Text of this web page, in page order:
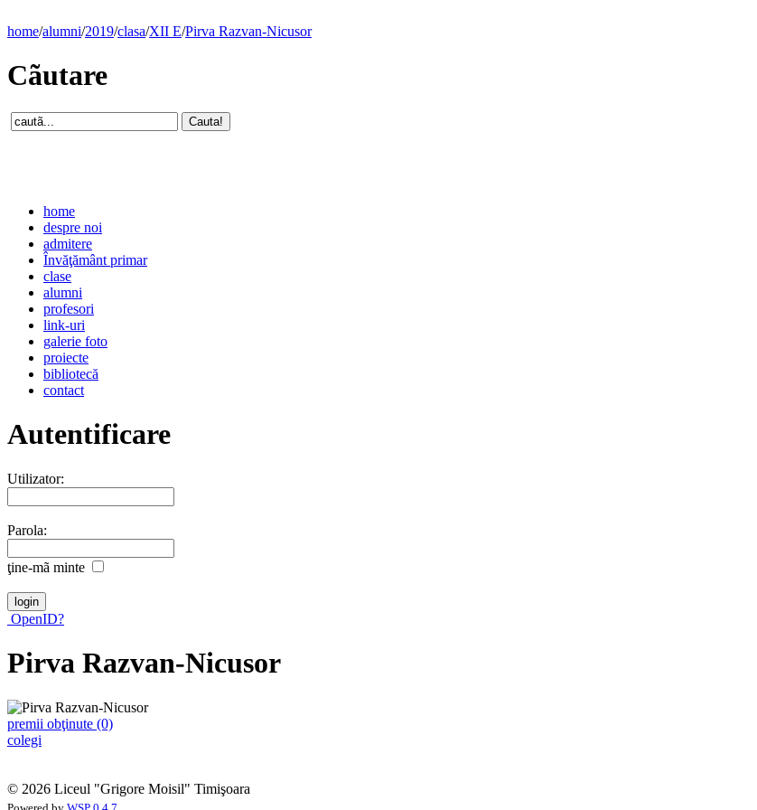
home/alumni/2019/clasa/XII E/Pirva Razvan-Nicusor
Cãutare
home
despre noi
admitere
Învăţământ primar
clase
alumni
profesori
link-uri
galerie foto
proiecte
bibliotecă
contact
Autentificare
Utilizator:
Parola:
ţine-mã minte
OpenID?
Pirva Razvan-Nicusor
premii obţinute (0)
colegi
© 2026 Liceul "Grigore Moisil" Timişoara